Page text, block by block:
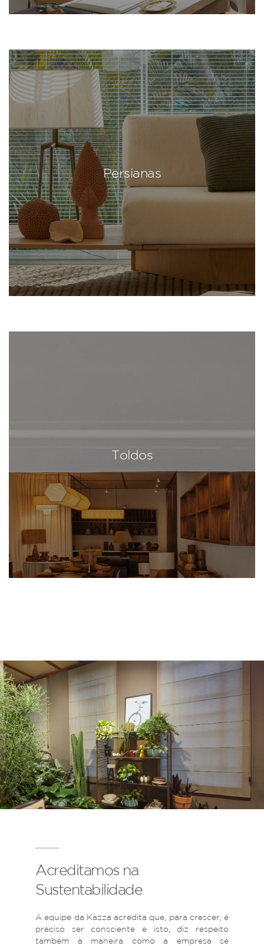
Persianas
Toldos
Acreditamos na
Sustentabilidade
A equipe da Kazza acredita que, para crescer, é
preciso ser consciente e isto, diz respeito
também à maneira como a empresa se